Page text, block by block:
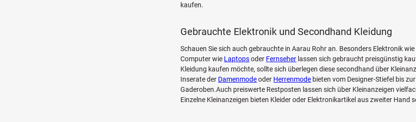
kaufen.
Gebrauchte Elektronik und Secondhand Kleidung
Schauen Sie sich auch gebrauchte in Aarau Rohr an. Besonders Elektronik wie
Computer wie Laptopsoder Fernseher lassen sich gebraucht preisgünstig
Kleidung kaufen möchte, sollte sich überlegen diese secondhand über
Inserate der Damenmodeoder Herrenmode bieten vom Designer-Stiefel bis
Gaderoben.Auch preiswerte Restposten lassen sich über Kleinanzeigen
Einzelne Kleinanzeigen bieten Kleider oder Elektronikartikel aus zweiter Hand